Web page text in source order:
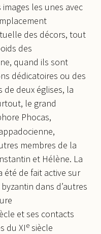
les unes avec
des décors, tout
des
quand ils sont
dédicatoires ou des
de deux églises, la
le grand
Phocas,
membres de la
et Hélène. La
été de fait active sur
dans d’autres
et ses contacts
du XIe siècle